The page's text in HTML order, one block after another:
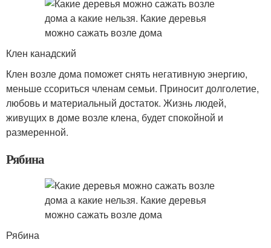
Клен канадский
Клен возле дома поможет снять негативную энергию,
меньше ссориться членам семьи. Приносит долголетие,
любовь и материальный достаток. Жизнь людей,
живущих в доме возле клена, будет спокойной и
размеренной.
Рябина
Рябина